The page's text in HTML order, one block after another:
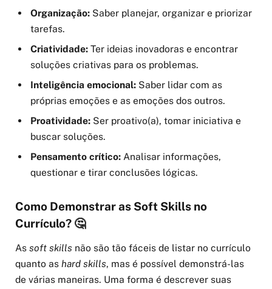
Organização: Saber planejar, organizar e priorizar
tarefas.
Criatividade: Ter ideias inovadoras e encontrar
soluções criativas para os problemas.
Inteligência emocional: Saber lidar com as
próprias emoções e as emoções dos outros.
Proatividade: Ser proativo(a), tomar iniciativa e
buscar soluções.
Pensamento crítico: Analisar informações,
questionar e tirar conclusões lógicas.
Como Demonstrar as Soft Skills no
Currículo? 🤔
As soft skills não são tão fáceis de listar no currículo
quanto as hard skills, mas é possível demonstrá-las
de várias maneiras. Uma forma é descrever suas